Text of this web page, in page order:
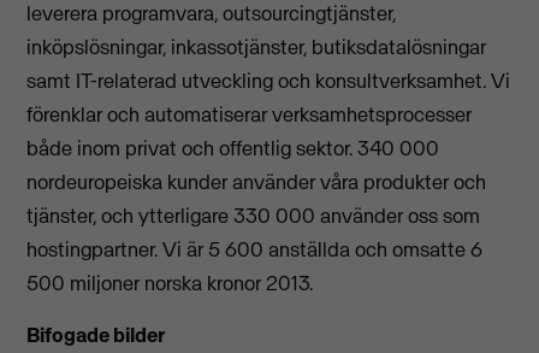
leverera programvara, outsourcingtjänster,
inköpslösningar, inkassotjänster, butiksdatalösningar
samt IT-relaterad utveckling och konsultverksamhet. Vi
förenklar och automatiserar verksamhetsprocesser
både inom privat och offentlig sektor. 340 000
nordeuropeiska kunder använder våra produkter och
tjänster, och ytterligare 330 000 använder oss som
hostingpartner. Vi är 5 600 anställda och omsatte 6
500 miljoner norska kronor 2013.
Bifogade bilder